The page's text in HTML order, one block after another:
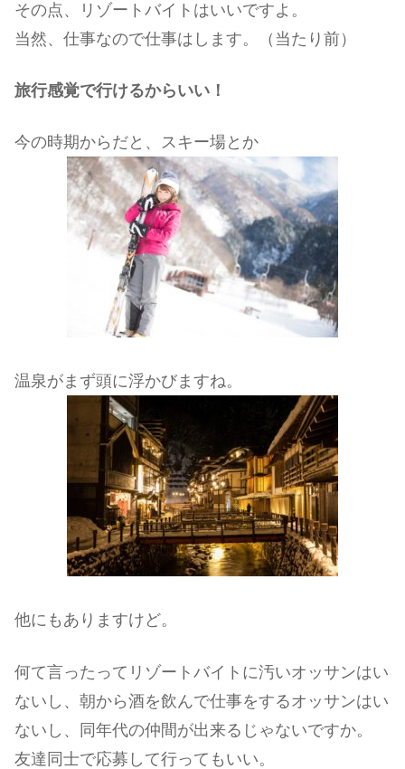
その点、リゾートバイトはいいですよ。
当然、仕事なので仕事はします。（当たり前）
旅行感覚で行けるからいい！
今の時期からだと、スキー場とか
温泉がまず頭に浮かびますね。
他にもありますけど。
何て言ったってリゾートバイトに汚いオッサンはい
ないし、朝から酒を飲んで仕事をするオッサンはい
ないし、同年代の仲間が出来るじゃないですか。
友達同士で応募して行ってもいい。